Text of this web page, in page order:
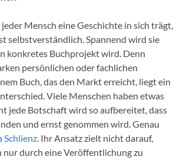
jeder Mensch eine Geschichte in sich trägt,
selbstverständlich. Spannend wird sie
konkretes Buchprojekt wird. Denn
persönlichen oder fachlichen
Buch, das den Markt erreicht, liegt ein
Viele Menschen haben etwas
jede Botschaft wird so aufbereitet, dass
und ernst genommen wird. Genau
Schlienz. Ihr Ansatz zielt nicht darauf,
nur durch eine Veröffentlichung zu